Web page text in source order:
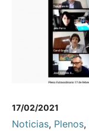
17/02/2021
Noticias, Plenos,